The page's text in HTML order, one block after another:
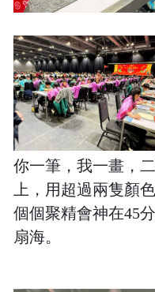
你一筆，我一畫，
上，用超過兩隻顏
個個聚精會神在45
扇海。